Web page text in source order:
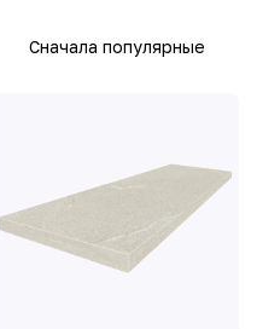
Сначала популярные